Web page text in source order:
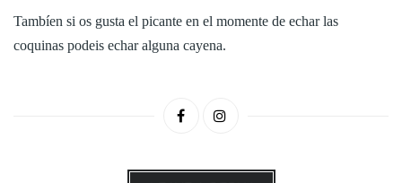
Tambíen si os gusta el picante en el momente de echar las
coquinas podeis echar alguna cayena.